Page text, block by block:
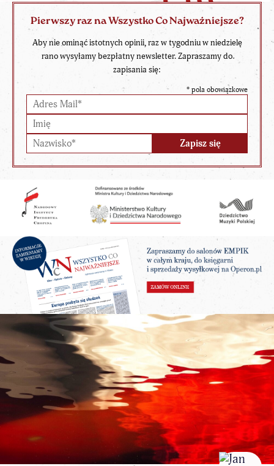
Pierwszy raz na Wszystko Co Najważniejsze?
Aby nie ominąć istotnych opinii, raz w tygodniu w niedzielę
rano wysyłamy bezpłatny newsletter. Zapraszamy do
zapisania się:
* pola obowiązkowe